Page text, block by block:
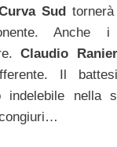
Sud
Anche
Claudio
Il
indelebile nella